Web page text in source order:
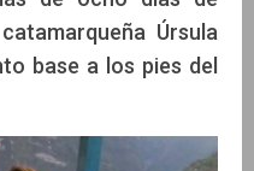
Úrsula
base a los pies del